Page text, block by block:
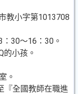
教小字第1013708
30～16：30。
的小孩。
。
『全國教師在職進